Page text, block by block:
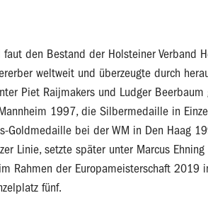
den Bestand der Holsteiner Verband
weltweit und überzeugte durch
Piet Raijmakers und Ludger Beerbaum
1997, die Silbermedaille in
Goldmedaille bei der WM in Den Haag
Linie, setzte später unter Marcus
Rahmen der Europameisterschaft 2019
fünf.